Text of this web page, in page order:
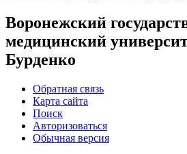
Воронежский
медицинский
Бурденко
Обратная связь
Карта сайта
Поиск
Авторизоваться
Обычная версия